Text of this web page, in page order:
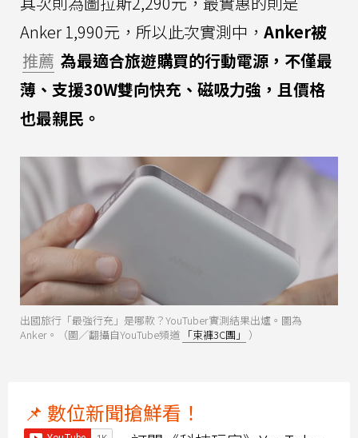
Anker 1,990元，所以此次實測中， Anker被
推薦 為最適合旅遊購買的行動電源，不僅最
薄、支援30W雙向快充、磁吸力強，且價格
也最親民。
出國旅行「最強行充」是哪款？YouTuber實測結果出爐。圖為
Anker。（圖／翻攝自YouTube頻道 「束褲3C團」 ）
📌 數位新聞搶鮮看！